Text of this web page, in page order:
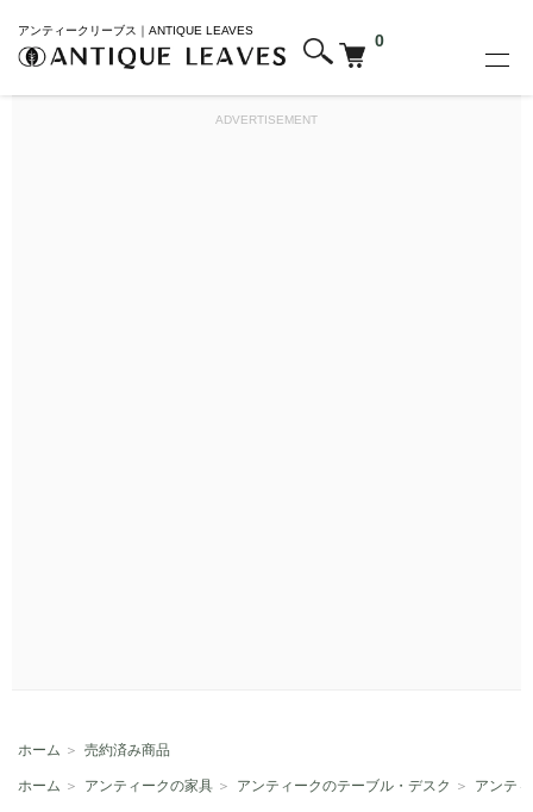
アンティークリーブス｜ANTIQUE LEAVES
0
ADVERTISEMENT
ホーム ＞ 売約済み商品
ホーム ＞ アンティークの家具 ＞ アンティークのテーブル・デスク ＞ アンテ